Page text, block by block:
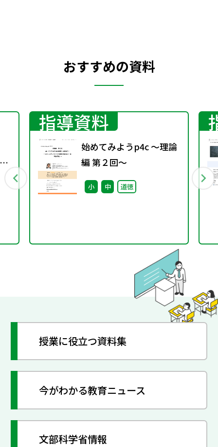
おすすめの資料
指導資料
始めてみようp4c ～理論
編 第２回～
小 中 道徳
授業に役立つ資料集
今がわかる教育ニュース
文部科学省情報